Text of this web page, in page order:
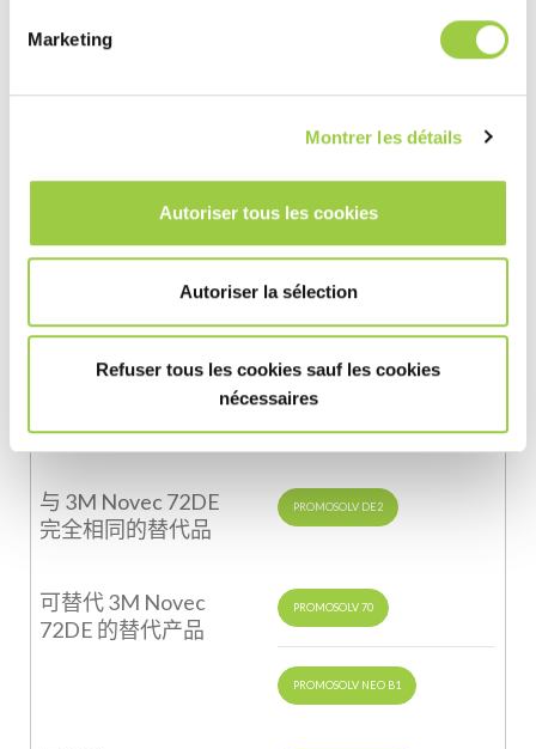
Marketing
Montrer les détails
Autoriser tous les cookies
Autoriser la sélection
Refuser tous les cookies sauf les cookies
nécessaires
71DE
与3M Novec 71IPA
3M Novec
的替代产品
PROMOSOLV NEO A2
3M Novec 72DA
完全相同的替代品
72DA的替代产品
PROMOSOLV 70 IS
与 3M Novec 72DE
完全相同的替代品
PROMOSOLV DE2
可替代3M Novec
72DE 的替代产品
PROMOSOLV 70
PROMOSOLV NEO B1